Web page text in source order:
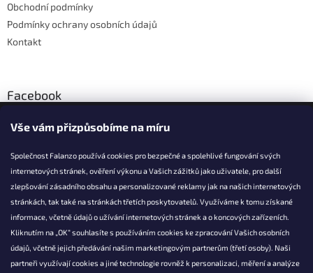
Vše vám přizpůsobíme na míru
Společnost Falanzo používá cookies pro bezpečné a spolehlivé fungování svých
internetových stránek, ověření výkonu a Vašich zážitků jako uživatele, pro další
zlepšování zásadního obsahu a personalizované reklamy jak na našich internetových
stránkách, tak také na stránkách třetích poskytovatelů. Využíváme k tomu získané
informace, včetně údajů o užívání internetových stránek a o koncových zařízeních.
Kliknutím na „OK“ souhlasíte s používáním cookies ke zpracování Vašich osobních
údajů, včetně jejich předávání našim marketingovým partnerům (třetí osoby). Naši
partneři využívají cookies a jiné technologie rovněž k personalizaci, měření a analýze
Obchodní podmínky
Podmínky ochrany osobních údajů
Kontakt
Facebook
KONTAKT
info@falanzo.cz
Falanzo.cz
FalanzoCZ